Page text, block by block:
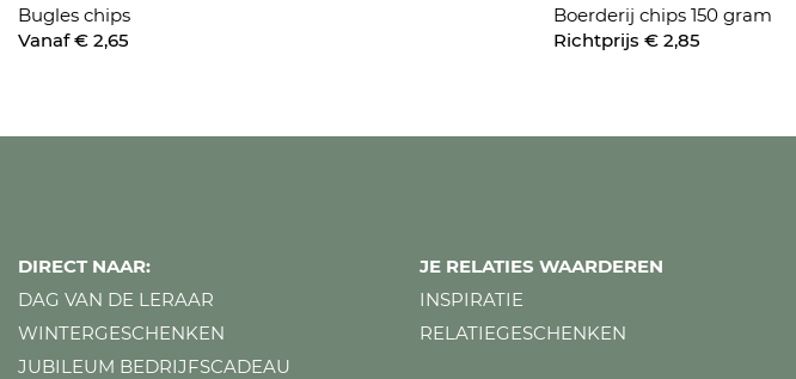
Bugles chips
Vanaf € 2,65
Boerderij chips 150 gram
Richtprijs € 2,85
DIRECT NAAR:
DAG VAN DE LERAAR
WINTERGESCHENKEN
JUBILEUM BEDRIJFSCADEAU
JE RELATIES WAARDEREN
INSPIRATIE
RELATIEGESCHENKEN